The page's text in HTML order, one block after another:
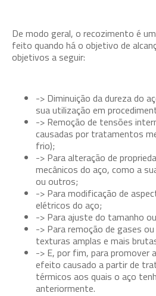
De modo geral, o recozimento é
feito quando há o objetivo de
objetivos a seguir:
-> Diminuição da dureza do
sua utilização em
-> Remoção de tensões
causadas por tratamentos
frio);
-> Para alteração de
mecânicos do aço, como a
ou outros;
-> Para modificação de
elétricos do aço;
-> Para ajuste do tamanho
-> Para remoção de gases
texturas amplas e mais
-> E, por fim, para promover
efeito causado a partir de
térmicos aos quais o aço
anteriormente.